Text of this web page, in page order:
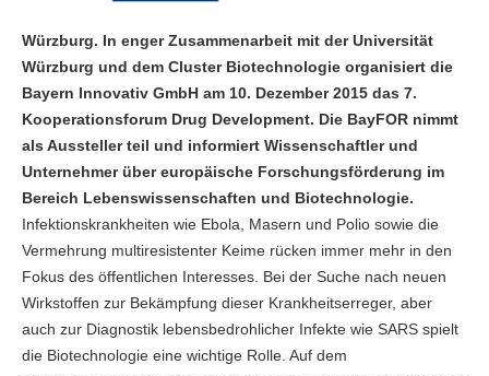
Würzburg. In enger Zusammenarbeit mit der Universität
Würzburg und dem Cluster Biotechnologie organisiert die
Bayern Innovativ GmbH am 10. Dezember 2015 das 7.
Kooperationsforum Drug Development. Die BayFOR nimmt
als Aussteller teil und informiert Wissenschaftler und
Unternehmer über europäische Forschungsförderung im
Bereich Lebenswissenschaften und Biotechnologie.
Infektionskrankheiten wie Ebola, Masern und Polio sowie die
Vermehrung multiresistenter Keime rücken immer mehr in den
Fokus des öffentlichen Interesses. Bei der Suche nach neuen
Wirkstoffen zur Bekämpfung dieser Krankheitserreger, aber
auch zur Diagnostik lebensbedrohlicher Infekte wie SARS spielt
die Biotechnologie eine wichtige Rolle. Auf dem